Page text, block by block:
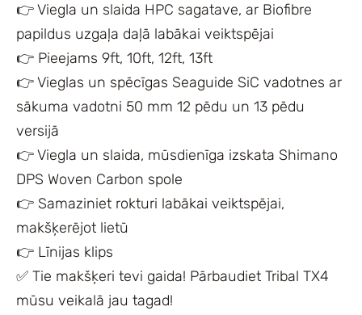
👉 Viegla un slaida HPC sagatave, ar Biofibre
papildus uzgaļa daļā labākai veiktspējai
👉 Pieejams 9ft, 10ft, 12ft, 13ft
👉 Vieglas un spēcīgas Seaguide SiC vadotnes ar
sākuma vadotni 50 mm 12 pēdu un 13 pēdu
versijā
👉 Viegla un slaida, mūsdienīga izskata Shimano
DPS Woven Carbon spole
👉 Samaziniet rokturi labākai veiktspējai,
makšķerējot lietū
👉 Līnijas klips
✅ Tie makšķeri tevi gaida! Pārbaudiet Tribal TX4
mūsu veikalā jau tagad!